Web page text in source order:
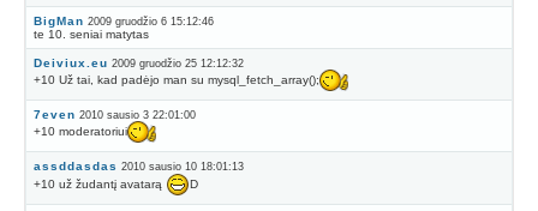
BigMan 2009 gruodžio 6 15:12:46
te 10. seniai matytas
Deiviux.eu 2009 gruodžio 25 12:12:32
+10 Už tai, kad padėjo man su mysql_fetch_array();
7even 2010 sausio 3 22:01:00
+10 moderatoriui
assddasdas 2010 sausio 10 18:01:13
+10 už žudantį avatarą D